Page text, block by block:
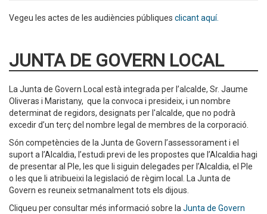
Vegeu les actes de les audiències públiques clicant aquí.
JUNTA DE GOVERN LOCAL
La Junta de Govern Local està integrada per l’alcalde, Sr. Jaume
Oliveras i Maristany, que la convoca i presideix, i un nombre
determinat de regidors, designats per l'alcalde, que no podrà
excedir d’un terç del nombre legal de membres de la corporació.
Són competències de la Junta de Govern l’assessorament i el
suport a l’Alcaldia, l’estudi previ de les propostes que l’Alcaldia hagi
de presentar al Ple, les que li siguin delegades per l’Alcaldia, el Ple
o les que li atribueixi la legislació de règim local. La Junta de
Govern es reuneix setmanalment tots els dijous.
Cliqueu per consultar més informació sobre la Junta de Govern